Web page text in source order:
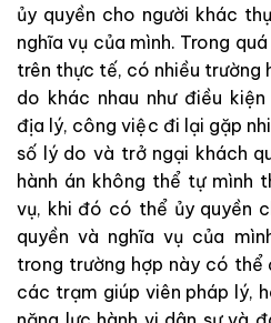
ủy quyền cho người khác
nghĩa vụ của mình. Trong
trên thực tế, có nhiều trường
do khác nhau như điều
địa lý, công việc đi lại gặp
số lý do và trở ngại khách
hành án không thể tự mình
vụ, khi đó có thể ủy quyền
quyền và nghĩa vụ của
trong trường hợp này có thể
các trạm giúp viên pháp lý,